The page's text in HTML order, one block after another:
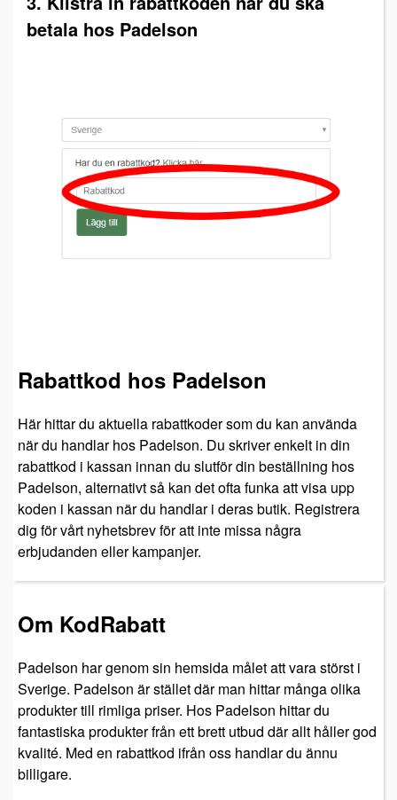
betala hos Padelson
Rabattkod hos Padelson
Här hittar du aktuella rabattkoder som du kan använda
när du handlar hos Padelson. Du skriver enkelt in din
rabattkod i kassan innan du slutför din beställning hos
Padelson, alternativt så kan det ofta funka att visa upp
koden i kassan när du handlar i deras butik. Registrera
dig för vårt nyhetsbrev för att inte missa några
erbjudanden eller kampanjer.
Om KodRabatt
Padelson har genom sin hemsida målet att vara störst i
Sverige. Padelson är stället där man hittar många olika
produkter till rimliga priser. Hos Padelson hittar du
fantastiska produkter från ett brett utbud där allt håller god
kvalité. Med en rabattkod ifrån oss handlar du ännu
billigare.